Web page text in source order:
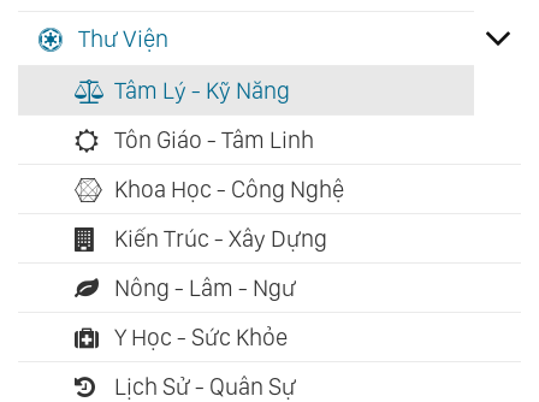
Thư Viện
Tâm Lý - Kỹ Năng
Tôn Giáo - Tâm Linh
Khoa Học - Công Nghệ
Kiến Trúc - Xây Dựng
Nông - Lâm - Ngư
Y Học - Sức Khỏe
Lịch Sử - Quân Sự